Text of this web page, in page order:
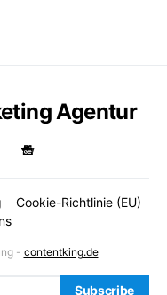
Subscribe
Agentur
Cookie-Richtlinie (EU)
- contentking.de